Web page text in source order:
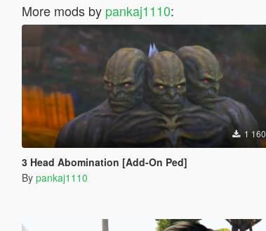
More mods by pankaj1110:
1 160
3 Head Abomination [Add-On Ped]
By pankaj1110